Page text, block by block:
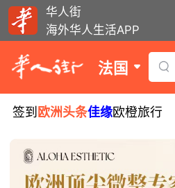
华人街
海外华人生活APP
法国
签到 欧洲头条佳缘欧橙旅行